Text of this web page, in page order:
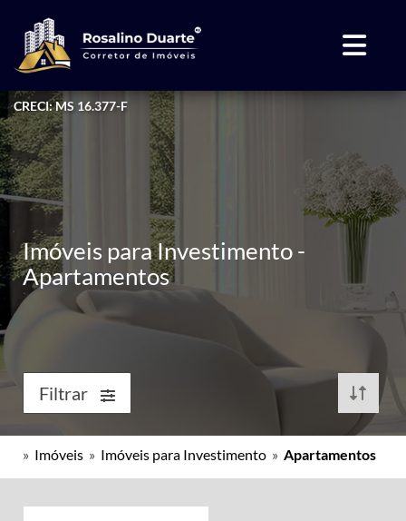
CRECI: MS 16.377-F
Imóveis para Investimento -
Apartamentos
Filtrar
» Imóveis » Imóveis para Investimento » Apartamentos